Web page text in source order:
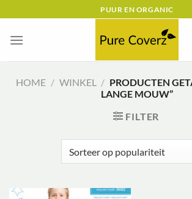
naar
inhoud
PUUR EN ORGANIC
HOME / WINKEL / PRODUCTEN
LANGE MOUW”
FILTER